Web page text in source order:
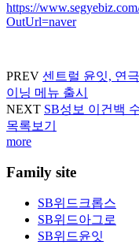
https://
OutUrl=naver
PREV 센트럴 윤잇, 연
이닝 메뉴 출시
NEXT SB성보 이건백
목록보기
more
Family site
SB위드크롭스
SB위드아그로
SB위드윤잇